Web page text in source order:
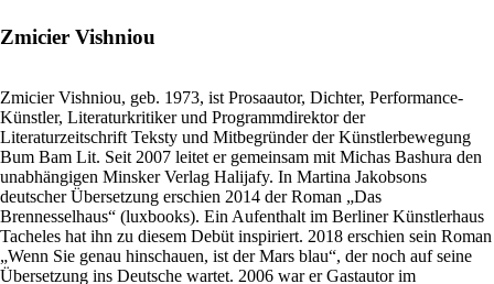
Zmicier Vishniou
Zmicier Vishniou, geb. 1973, ist Prosaautor, Dichter, Performance-
Künstler, Literaturkritiker und Programmdirektor der
Literaturzeitschrift Teksty und Mitbegründer der Künstlerbewegung
Bum Bam Lit. Seit 2007 leitet er gemeinsam mit Michas Bashura den
unabhängigen Minsker Verlag Halijafy. In Martina Jakobsons
deutscher Übersetzung erschien 2014 der Roman „Das
Brennesselhaus“ (luxbooks). Ein Aufenthalt im Berliner Künstlerhaus
Tacheles hat ihn zu diesem Debüt inspiriert. 2018 erschien sein Roman
„Wenn Sie genau hinschauen, ist der Mars blau“, der noch auf seine
Übersetzung ins Deutsche wartet. 2006 war er Gastautor im